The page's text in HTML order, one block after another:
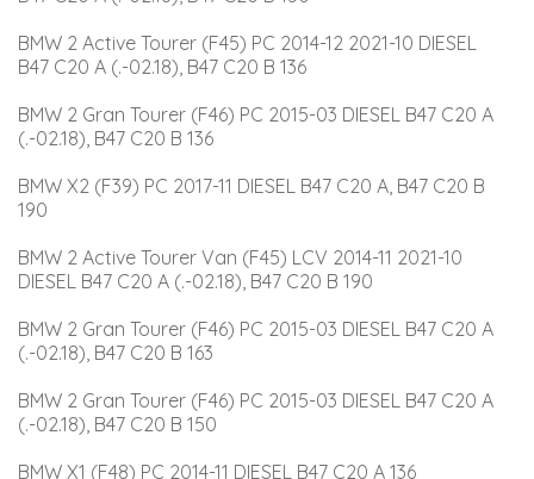
BMW 2 Active Tourer (F45) PC 2014-12 2021-10 DIESEL
B47 C20 A (.-02.18), B47 C20 B 136
BMW 2 Gran Tourer (F46) PC 2015-03 DIESEL B47 C20 A
(.-02.18), B47 C20 B 136
BMW X2 (F39) PC 2017-11 DIESEL B47 C20 A, B47 C20 B
190
BMW 2 Active Tourer Van (F45) LCV 2014-11 2021-10
DIESEL B47 C20 A (.-02.18), B47 C20 B 190
BMW 2 Gran Tourer (F46) PC 2015-03 DIESEL B47 C20 A
(.-02.18), B47 C20 B 163
BMW 2 Gran Tourer (F46) PC 2015-03 DIESEL B47 C20 A
(.-02.18), B47 C20 B 150
BMW X1 (F48) PC 2014-11 DIESEL B47 C20 A 136